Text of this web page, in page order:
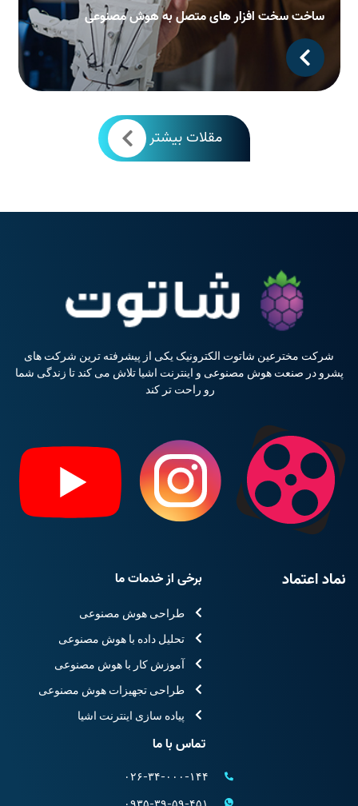
ساخت سخت افزار های متصل به هوش مصنوعی
مقلات بیشتر
شرکت مخترعین شاتوت الکترونیک یکی از پیشرفته ترین شرکت های
پشرو در صنعت هوش مصنوعی و اینترنت اشیا تلاش می کند تا زندگی شما
رو راحت تر کند
نماد اعتماد برخی از خدمات ما
طراحی هوش مصنوعی
تحلیل داده با هوش مصنوعی
آموزش کار با هوش مصنوعی
طراحی تجهیزات هوش مصنوعی
پیاده سازی اینترنت اشیا
تماس با ما
۰۲۶-۳۴-۰۰۰-۱۴۴